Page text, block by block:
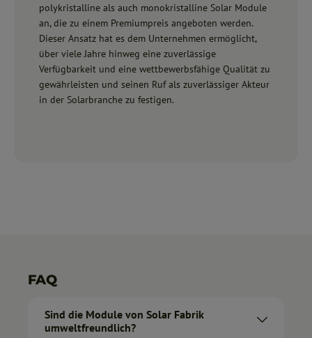
polykristalline als auch monokristalline Solar Module
an, die zu einem Premiumpreis angeboten werden.
Dieser Ansatz hat es dem Unternehmen ermöglicht,
über viele Jahre hinweg eine zuverlässige
Verfügbarkeit und eine wettbewerbsfähige Qualität zu
gewährleisten und seinen Ruf als zuverlässiger Akteur
in der Solarbranche zu festigen.
FAQ
Sind die Module von Solar Fabrik
umweltfreundlich?